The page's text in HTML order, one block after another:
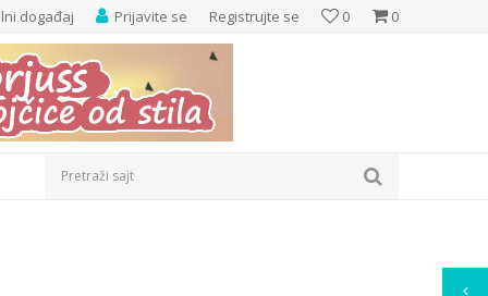
0
0
Prijavite se Registrujte se
događaj
Pretraži sajt